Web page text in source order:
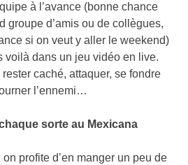
à l’avance (bonne chance
groupe d’amis ou de collègues,
si on veut y aller le weekend)
voilà dans un jeu vidéo en live.
caché, attaquer, se fondre
l’ennemi…
sorte au Mexicana
profite d’en manger un peu de